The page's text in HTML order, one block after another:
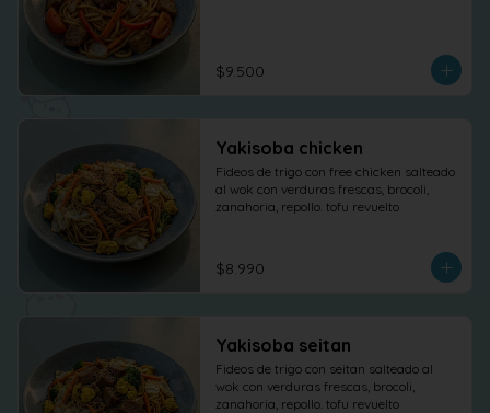
$9.500
Yakisoba chicken
Fideos de trigo con free chicken salteado
al wok con verduras frescas, brocoli,
zanahoria, repollo. tofu revuelto
$8.990
Yakisoba seitan
Fideos de trigo con seitan salteado al
wok con verduras frescas, brocoli,
zanahoria, repollo. tofu revuelto